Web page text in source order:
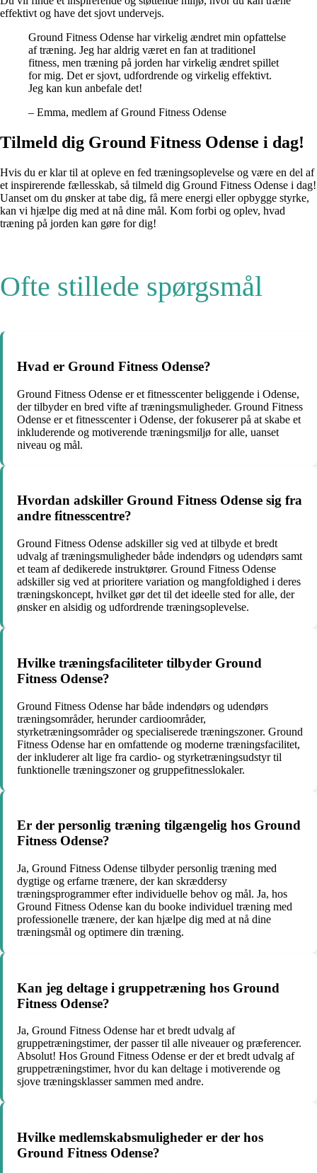
effektivt og have det sjovt undervejs.
Ground Fitness Odense har virkelig ændret min opfattelse
af træning. Jeg har aldrig været en fan at traditionel
fitness, men træning på jorden har virkelig ændret spillet
for mig. Det er sjovt, udfordrende og virkelig effektivt.
Jeg kan kun anbefale det!
– Emma, medlem af Ground Fitness Odense
Tilmeld dig Ground Fitness Odense i dag!
Hvis du er klar til at opleve en fed træningsoplevelse og være en del af
et inspirerende fællesskab, så tilmeld dig Ground Fitness Odense i dag!
Uanset om du ønsker at tabe dig, få mere energi eller opbygge styrke,
kan vi hjælpe dig med at nå dine mål. Kom forbi og oplev, hvad
træning på jorden kan gøre for dig!
Ofte stillede spørgsmål
Hvad er Ground Fitness Odense?
Ground Fitness Odense er et fitnesscenter beliggende i Odense,
der tilbyder en bred vifte af træningsmuligheder. Ground Fitness
Odense er et fitnesscenter i Odense, der fokuserer på at skabe et
inkluderende og motiverende træningsmiljø for alle, uanset
niveau og mål.
Hvordan adskiller Ground Fitness Odense sig fra
andre fitnesscentre?
Ground Fitness Odense adskiller sig ved at tilbyde et bredt
udvalg af træningsmuligheder både indendørs og udendørs samt
et team af dedikerede instruktører. Ground Fitness Odense
adskiller sig ved at prioritere variation og mangfoldighed i deres
træningskoncept, hvilket gør det til det ideelle sted for alle, der
ønsker en alsidig og udfordrende træningsoplevelse.
Hvilke træningsfaciliteter tilbyder Ground
Fitness Odense?
Ground Fitness Odense har både indendørs og udendørs
træningsområder, herunder cardioområder,
styrketræningsområder og specialiserede træningszoner. Ground
Fitness Odense har en omfattende og moderne træningsfacilitet,
der inkluderer alt lige fra cardio- og styrketræningsudstyr til
funktionelle træningszoner og gruppefitnesslokaler.
Er der personlig træning tilgængelig hos Ground
Fitness Odense?
Ja, Ground Fitness Odense tilbyder personlig træning med
dygtige og erfarne trænere, der kan skræddersy
træningsprogrammer efter individuelle behov og mål. Ja, hos
Ground Fitness Odense kan du booke individuel træning med
professionelle trænere, der kan hjælpe dig med at nå dine
træningsmål og optimere din træning.
Kan jeg deltage i gruppetræning hos Ground
Fitness Odense?
Ja, Ground Fitness Odense har et bredt udvalg af
gruppetræningstimer, der passer til alle niveauer og præferencer.
Absolut! Hos Ground Fitness Odense er der et bredt udvalg af
gruppetræningstimer, hvor du kan deltage i motiverende og
sjove træningsklasser sammen med andre.
Hvilke medlemskabsmuligheder er der hos
Ground Fitness Odense?